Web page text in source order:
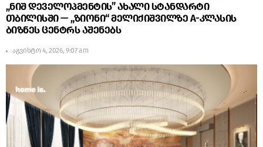
„ნიშ დეველოპმენტის” ახალი სტანდარტი
თბილისში — „ზიონი“ მელიქიშვილზე A-კლასის
ბიზნეს ცენტრს აშენებს
აგვისტო 4, 2026, 9:07 am